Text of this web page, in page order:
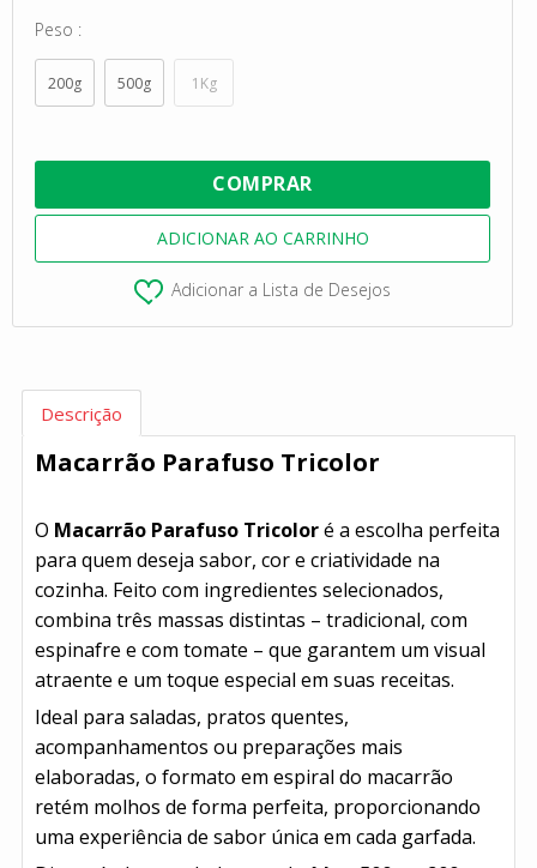
Peso
200g 500g 1Kg
Adicionar a Lista de Desejos
Descrição
Macarrão Parafuso Tricolor
O Macarrão Parafuso Tricoloré a escolha perfeita
para quem deseja sabor, cor e criatividade na
cozinha. Feito com ingredientes selecionados,
combina três massas distintas – tradicional, com
espinafre e com tomate – que garantem um visual
atraente e um toque especial em suas receitas.
Ideal para saladas, pratos quentes,
acompanhamentos ou preparações mais
elaboradas, o formato em espiral do macarrão
retém molhos de forma perfeita, proporcionando
uma experiência de sabor única em cada garfada.